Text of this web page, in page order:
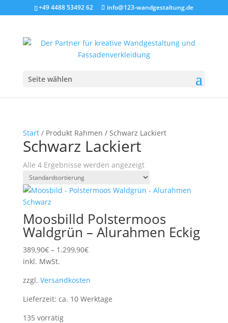
+49 4488 53492 62 info@123-wandgestaltung.de
Seite wählen
Start/ Produkt Rahmen / Schwarz Lackiert
Schwarz Lackiert
Alle 4 Ergebnisse werden angezeigt
Moosbilld Polstermoos
Waldgrün – Alurahmen Eckig
389,90€– 1.299,90€
inkl. MwSt.
zzgl. Versandkosten
Lieferzeit: ca. 10 Werktage
135 vorrätig